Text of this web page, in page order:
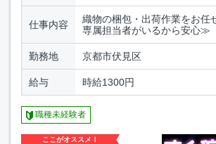
仕事内容
織物の梱包・出荷作業をお
専属担当者がいるから安心≫
勤務地 京都市伏見区
給与 時給1300円
職種未経験者
ここがオススメ！